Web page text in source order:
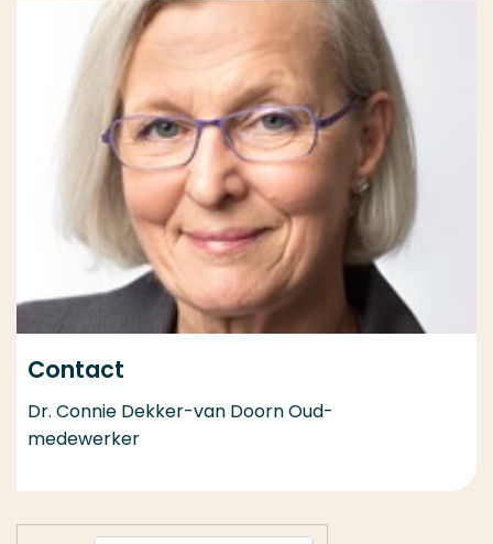
Contact
Dr. Connie Dekker-van Doorn Oud-
medewerker